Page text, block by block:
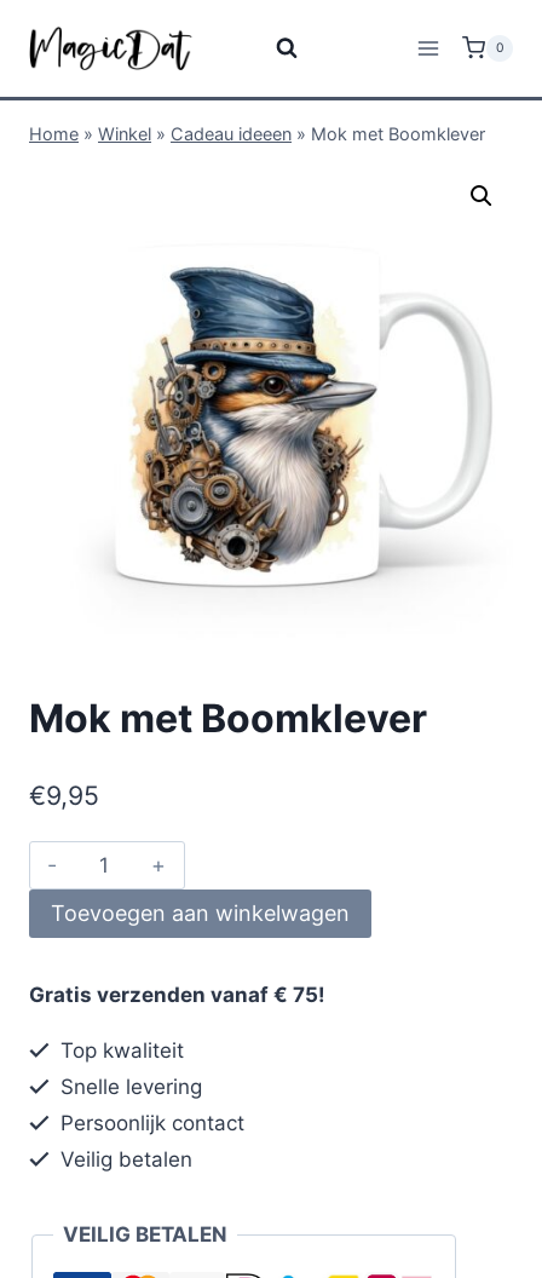
0
Home » Winkel » Cadeau ideeen » Mok met Boomklever
Mok met Boomklever
€9,95
Toevoegen aan winkelwagen
Gratis verzenden vanaf € 75!
Top kwaliteit
Snelle levering
Persoonlijk contact
Veilig betalen
VEILIG BETALEN